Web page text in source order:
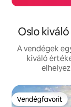
Oslo
A vendégek
kiváló
Vendégfavorit
Vendégfavorit